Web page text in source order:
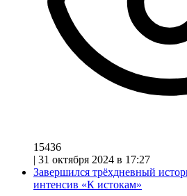
15436
| 31 октября 2024 в 17:27
Завершился трёхдневный
интенсив «К истокам»